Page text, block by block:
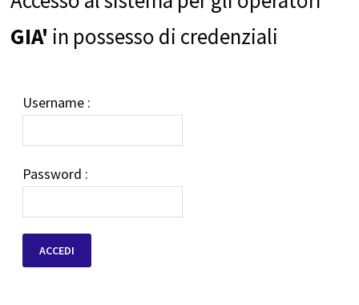
GIA' in possesso di credenziali
Username :
Password :